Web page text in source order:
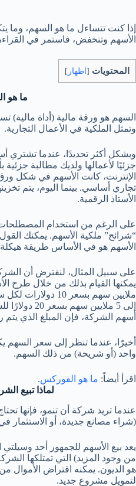
إذا كنت تتساءل ما هو السهم، وما
الأسهم وتنخفض، فاستمر في
المحتويات [ اظهار ]
ما هو
السهم هو ورقة مالية (أداة مالية)
وتمثل الملكية في الأعمال التجارية.
وبشكل أكثر تحديدًا، عندما تشتري
جزئيًا لأعمالها ولديك مطالبة
الإنترنت، كانت الأسهم في شكل
تجاري أساسي. بينما اليوم، يتم
الأستاذ الرقمية.
على الرغم من استخدام المصطلحات
“شرائح” ملكية الأسهم. يمكنك
الأسهم هو في الأساس طريقة
ملايين سهم بسعر 10
إلى 5 ملايين
أسهم الشركة، فإن المبلغ الذي
أخيرًا، عندما تنظر إلى سعر
واحد (أو شريحة) من ذلك السهم.
اقرأ أيضاً: ما هو الفوركس.
لماذا تبيع
عندما تريد شركة أن تنمو، فإنها
(شراء مصانع جديدة، أو الاستثمار
يعد بيع الأسهم للجمهور أحد وسيلتي
من وجود المزيد) التي تمتلكها
هو الديون. يمكنه اقتراض الأموال
لتمويل مشروع جديد.